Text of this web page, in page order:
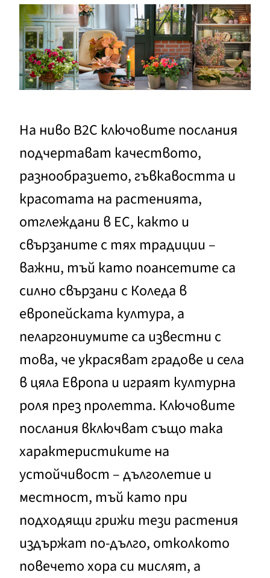
На ниво B2C ключовите послания
подчертават качеството,
разнообразието, гъвкавостта и
красотата на растенията,
отглеждани в ЕС, както и
свързаните с тях традиции –
важни, тъй като поансетите са
силно свързани с Коледа в
европейската култура, а
пеларгониумите са известни с
това, че украсяват градове и села
в цяла Европа и играят културна
роля през пролетта. Ключовите
послания включват също така
характеристиките на
устойчивост – дълголетие и
местност, тъй като при
подходящи грижи тези растения
издържат по-дълго, отколкото
повечето хора си мислят, а